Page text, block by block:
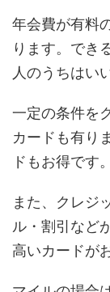
年会費が有料
ります。でき
人のうちはい
一定の条件を
カードも有り
ドもお得です。
また、クレジ
ル・割引など
高いカードが